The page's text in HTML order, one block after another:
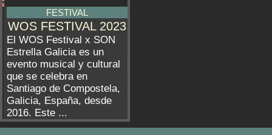
FESTIVAL
WOS FESTIVAL 2023
El WOS Festival x SON
Estrella Galicia es un
evento musical y cultural
que se celebra en
Santiago de Compostela,
Galicia, España, desde
2016. Este ...